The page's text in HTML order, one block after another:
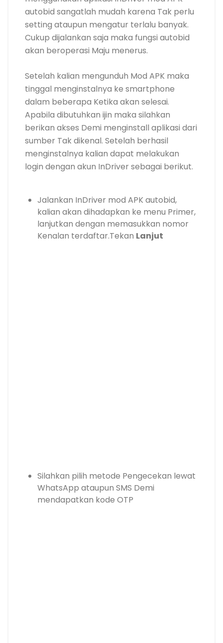
autobid sangatlah mudah karena Tak perlu
setting ataupun mengatur terlalu banyak.
Cukup dijalankan saja maka fungsi autobid
akan beroperasi Maju menerus.
Setelah kalian mengunduh Mod APK maka
tinggal menginstalnya ke smartphone
dalam beberapa Ketika akan selesai.
Apabila dibutuhkan ijin maka silahkan
berikan akses Demi menginstall aplikasi dari
sumber Tak dikenal. Setelah berhasil
menginstalnya kalian dapat melakukan
login dengan akun InDriver sebagai berikut.
Jalankan InDriver mod APK autobid,
kalian akan dihadapkan ke menu Primer,
lanjutkan dengan memasukkan nomor
Kenalan terdaftar.Tekan Lanjut
Silahkan pilih metode Pengecekan lewat
WhatsApp ataupun SMS Demi
mendapatkan kode OTP